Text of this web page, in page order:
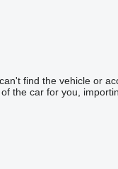
find the vehicle or
the car for you,